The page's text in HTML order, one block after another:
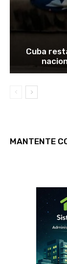
Cuba
MANTENTE